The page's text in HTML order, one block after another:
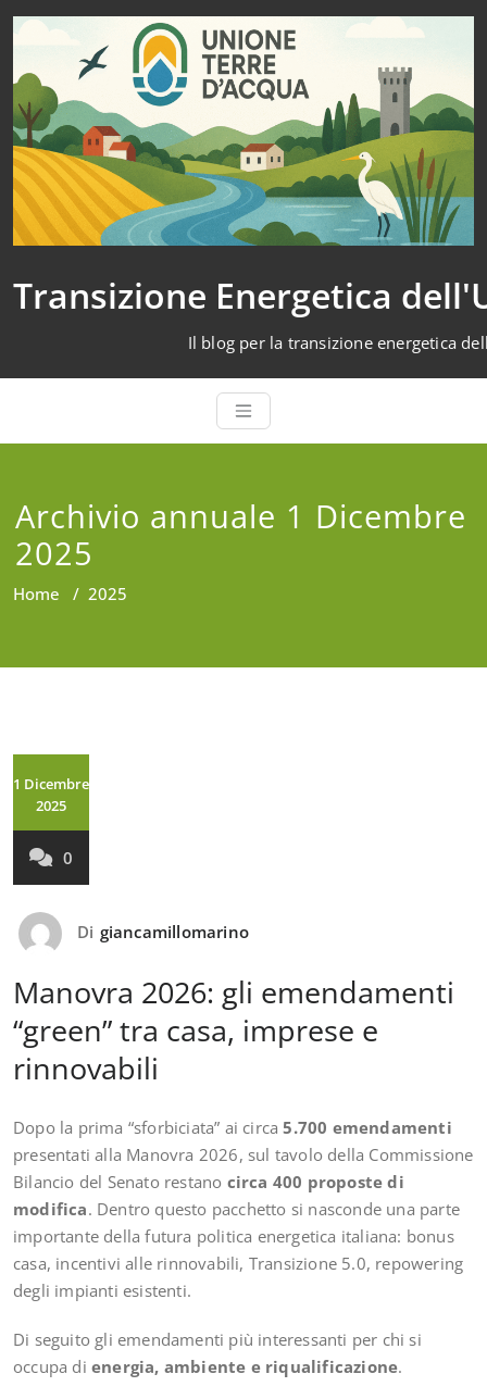
Vai
contenuto
Transizione Energetica
Il blog per la transizione energetica
Archivio annuale 1 Dicembre
2025
Home / 2025
1 Dicembre
2025
0
Di giancamillomarino
Manovra 2026: gli emendamenti
“green” tra casa, imprese e
rinnovabili
Dopo la prima “sforbiciata” ai circa5.700 emendamenti
presentati alla Manovra 2026, sul tavolo della Commissione
Bilancio del Senato restano circa 400 proposte di
modifica. Dentro questo pacchetto si nasconde una parte
importante della futura politica energetica italiana: bonus
casa, incentivi alle rinnovabili, Transizione 5.0, repowering
degli impianti esistenti.
Di seguito gli emendamenti più interessanti per chi si
occupa di energia, ambiente e riqualificazione.